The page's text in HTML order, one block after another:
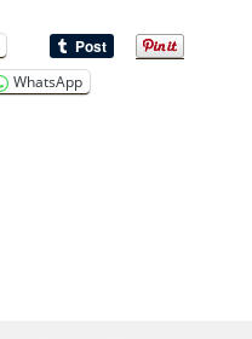
WhatsApp